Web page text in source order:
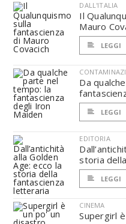
DALL'ITALIA
Il
Mauro
LEGGI
Da
LEGGI
EDITORIA
storia
LEGGI
CINEMA
Supergirl